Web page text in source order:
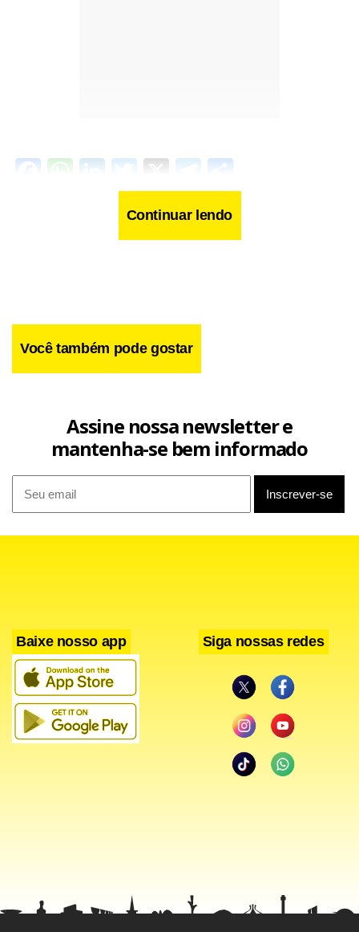
Facebook
WhatsApp
LinkedIn
Twitter
X Telegram
Continuar lendo
Você também pode gostar
Assine nossa newsletter e
mantenha-se bem informado
Baixe nosso app Siga nossas redes